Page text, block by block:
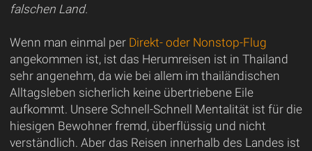
falschen Land.
Wenn man einmal per Direkt- oder Nonstop-Flug
angekommen ist, ist das Herumreisen ist in Thailand
sehr angenehm, da wie bei allem im thailändischen
Alltagsleben sicherlich keine übertriebene Eile
aufkommt. Unsere Schnell-Schnell Mentalität ist für die
hiesigen Bewohner fremd, überflüssig und nicht
verständlich. Aber das Reisen innerhalb des Landes ist